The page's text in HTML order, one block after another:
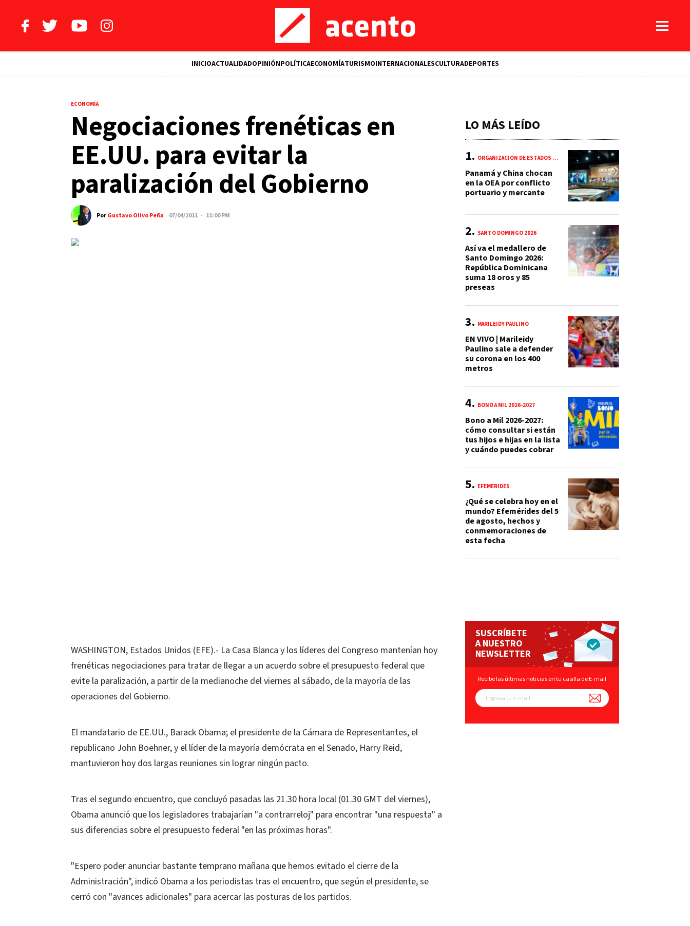
INICIOACTUALIDADOPINIÓNPOLÍTICAECONOMÍATURISMOINTERNACIONALESCULTURADEPORTES
ECONOMÍA
Negociaciones frenéticas en
EE.UU. para evitar la
paralización del Gobierno
PorGustavo Olivo Peña 07/04/2011 · 11:00 PM
WASHINGTON, Estados Unidos (EFE).- La Casa Blanca y los líderes del Congreso mantenían hoy
frenéticas negociaciones para tratar de llegar a un acuerdo sobre el presupuesto federal que
evite la paralización, a partir de la medianoche del viernes al sábado, de la mayoría de las
operaciones del Gobierno.
El mandatario de EE.UU., Barack Obama; el presidente de la Cámara de Representantes, el
republicano John Boehner, y el líder de la mayoría demócrata en el Senado, Harry Reid,
mantuvieron hoy dos largas reuniones sin lograr ningún pacto.
Tras el segundo encuentro, que concluyó pasadas las 21.30 hora local (01.30 GMT del viernes),
Obama anunció que los legisladores trabajarían "a contrarreloj" para encontrar "una respuesta" a
sus diferencias sobre el presupuesto federal "en las próximas horas".
"Espero poder anunciar bastante temprano mañana que hemos evitado el cierre de la
Administración", indicó Obama a los periodistas tras el encuentro, que según el presidente, se
cerró con "avances adicionales" para acercar las posturas de los partidos.
LO MÁS LEÍDO
ORGANIZACIÓN DE ESTADOS AMERICANOS (OEA)
Panamá y China chocan
en la OEA por conflicto
portuario y mercante
SANTO DOMINGO 2026
Así va el medallero de
Santo Domingo 2026:
República Dominicana
suma 18 oros y 85
preseas
MARILEIDY PAULINO
EN VIVO | Marileidy
Paulino sale a defender
su corona en los 400
metros
BONO A MIL 2026-2027
Bono a Mil 2026-2027:
cómo consultar si están
tus hijos e hijas en la lista
y cuándo puedes cobrar
EFEMÉRIDES
¿Qué se celebra hoy en el
mundo? Efemérides del 5
de agosto, hechos y
conmemoraciones de
esta fecha
SUSCRÍBETE
A NUESTRO
NEWSLETTER
Recibe las últimas noticias en tu casilla de E-mail